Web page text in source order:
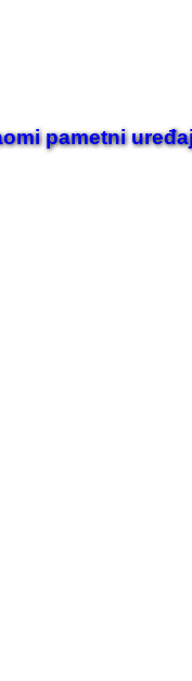
pametni
je nastajala
preklopne